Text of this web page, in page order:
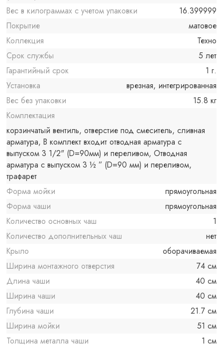
Вес в килограммах с учетом упаковки
16.399999
Покрытие
матовое
Коллекция
Техно
Срок службы
5 лет
Гарантийный срок
1 г.
Установка
врезная, интегрированная
Вес без упаковки
15.8 кг
Комплектация
корзинчатый вентиль, отверстие под смеситель, сливная
арматура, В комплект входит отводная арматура с
выпуском 3 1/2" (D=90мм) и переливом, Отводная
арматура с выпуском 3 ½ ” (D=90 мм) и переливом,
трафарет
Форма мойки
прямоугольная
Форма чаши
прямоугольная
Количество основных чаш
1
Количество дополнительных чаш
нет
Крыло
оборачиваемая
Ширина монтажного отверстия
74 см
Длина чаши
40 см
Ширина чаши
40 см
Глубина чаши
21.7 см
Ширина мойки
51 см
Толщина металла чаши
1 см